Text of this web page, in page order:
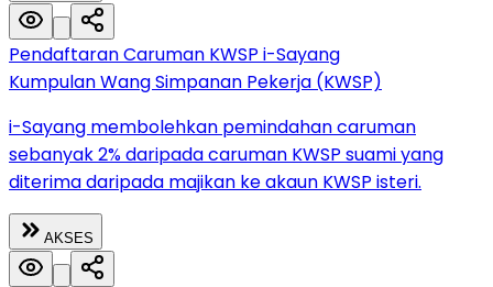
Pendaftaran Caruman KWSP i-Sayang
Kumpulan Wang Simpanan Pekerja (KWSP)
i-Sayang membolehkan pemindahan caruman
sebanyak 2% daripada caruman KWSP suami yang
diterima daripada majikan ke akaun KWSP isteri.
AKSES